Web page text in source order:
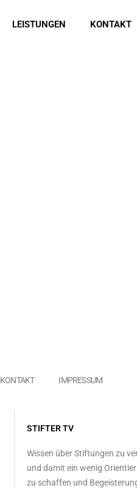
LEISTUNGEN KONTAKT
KONTAKT IMPRESSUM
STIFTER TV
Wissen über Stiftungen zu
und damit ein wenig
zu schaffen und